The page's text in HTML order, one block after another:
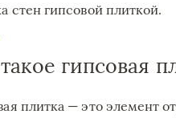
стен гипсовой плиткой.
гипсовая
плитка — это элемент